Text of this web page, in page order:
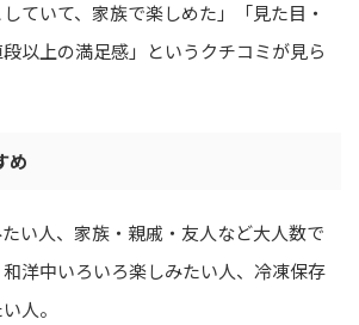
ていて、家族で楽しめた」「見た目・
以上の満足感」というクチコミが見ら
め
い人、家族・親戚・友人など大人数で
洋中いろいろ楽しみたい人、冷凍保存
人。